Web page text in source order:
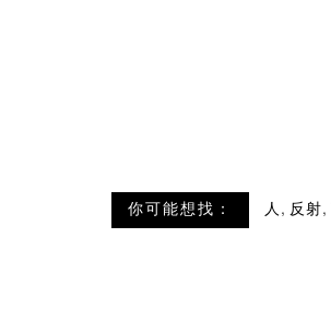
你可能想找： 人 , 反射,